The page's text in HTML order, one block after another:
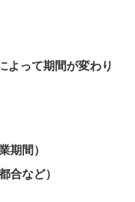
よって期間が変わり
期間）
合など）